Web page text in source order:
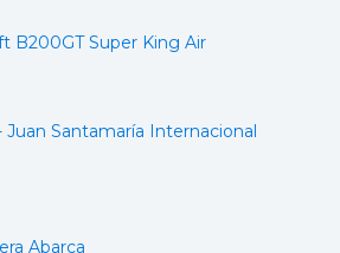
B200GT Super King Air
Juan Santamaría Internacional
Abarca